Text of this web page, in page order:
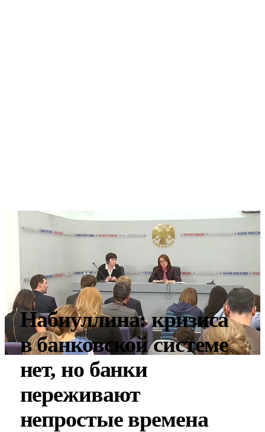
Набиуллина: кризиса
в банковской системе
нет, но банки
переживают
непростые времена